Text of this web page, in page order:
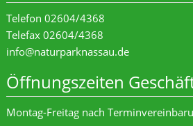
Telefon 02604/4368
Telefax 02604/4368
info@naturparknassau.de
Öffnungszeiten
Montag-Freitag nach